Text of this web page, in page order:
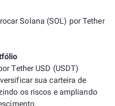
Solana (SOL) por Tether
Tether USD (USDT)
sua carteira de
os riscos e ampliando